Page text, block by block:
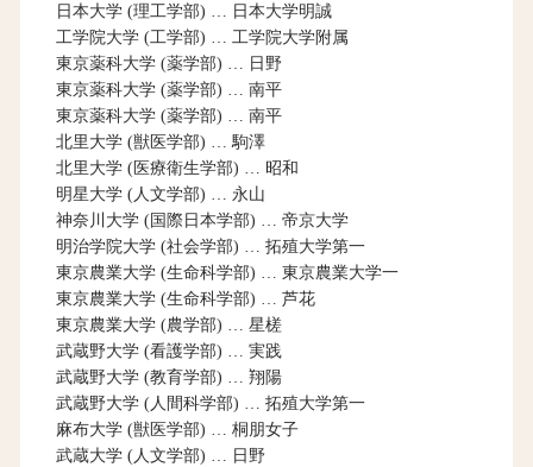
日本大学 (理工学部) … 日本大学明誠
工学院大学 (工学部) … 工学院大学附属
東京薬科大学 (薬学部) … 日野
東京薬科大学 (薬学部) … 南平
東京薬科大学 (薬学部) … 南平
北里大学 (獣医学部) … 駒澤
北里大学 (医療衛生学部) … 昭和
明星大学 (人文学部) … 永山
神奈川大学 (国際日本学部) … 帝京大学
明治学院大学 (社会学部) … 拓殖大学第一
東京農業大学 (生命科学部) … 東京農業大学一
東京農業大学 (生命科学部) … 芦花
東京農業大学 (農学部) … 星槎
武蔵野大学 (看護学部) … 実践
武蔵野大学 (教育学部) … 翔陽
武蔵野大学 (人間科学部) … 拓殖大学第一
麻布大学 (獣医学部) … 桐朋女子
武蔵大学 (人文学部) … 日野